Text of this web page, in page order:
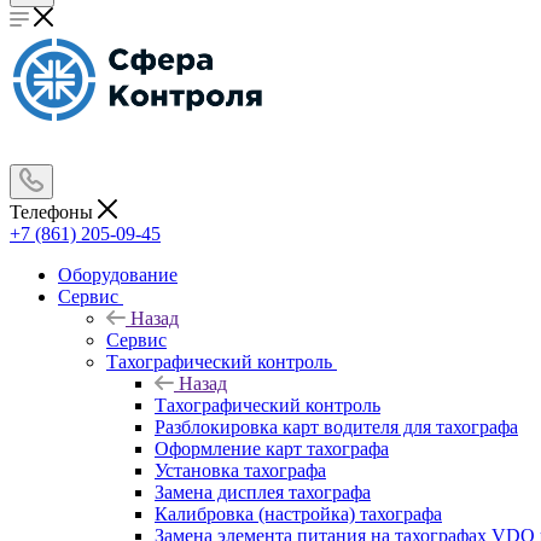
Телефоны
+7 (861) 205-09-45
Оборудование
Сервис
Назад
Сервис
Тахографический контроль
Назад
Тахографический контроль
Разблокировка карт водителя для тахографа
Оформление карт тахографа
Установка тахографа
Замена дисплея тахографа
Калибровка (настройка) тахографа
Замена элемента питания на тахографах